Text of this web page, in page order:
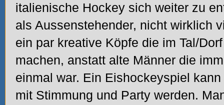
italienische Hockey sich weiter zu
als Aussenstehender, nicht wirklich
ein par kreative Köpfe die im Tal/
machen, anstatt alte Männer die
einmal war. Ein Eishockeyspiel
mit Stimmung und Party werden.